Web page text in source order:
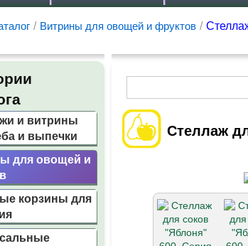
/ Витрины для овощей и фруктов /
и выпечки
Стеллаж